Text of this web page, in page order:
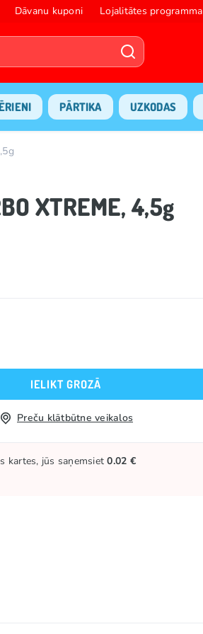
Dāvanu kuponi Lojalitātes programma
PĀRTIKA UZKODAS
XTREME, 4,5g
IELIKT GROZĀ
Preču klātbūtne veikalos
kartes, jūs saņemsiet0.02 €